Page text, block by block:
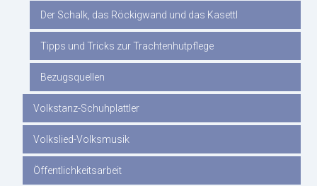
Der Schalk, das Röckigwand und das Kasettl
Tipps und Tricks zur Trachtenhutpflege
Bezugsquellen
Volkstanz-Schuhplattler
Volkslied-Volksmusik
Öffentlichkeitsarbeit